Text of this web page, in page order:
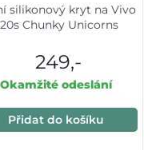
silikonový kryt na Vivo
Chunky Unicorns
249,-
Okamžité odeslání
Přidat do košíku